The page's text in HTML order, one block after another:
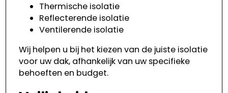
Thermische isolatie
Reflecterende isolatie
Ventilerende isolatie
Wij helpen u bij het kiezen van de juiste isolatie
voor uw dak, afhankelijk van uw specifieke
behoeften en budget.